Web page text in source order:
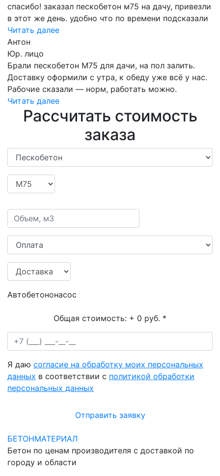
спасибо! заказал пескобетон м75 на дачу, привезли
в этот же день. удобно что по времени подсказали
Читать далее
Антон
Юр. лицо
Брали пескобетон М75 для дачи, на пол залить.
Доставку оформили с утра, к обеду уже всё у нас.
Рабочие сказали — норм, работать можно.
Читать далее
Рассчитать стоимость
заказа
Автобетононасос
Общая стоимость: + 0 руб. *
Я даю согласие на обработку моих персональных
данных в соответствии с политикой обработки
персональных данных
Отправить заявку
БЕТОНМАТЕРИАЛ
Бетон по ценам производителя с доставкой по
городу и области